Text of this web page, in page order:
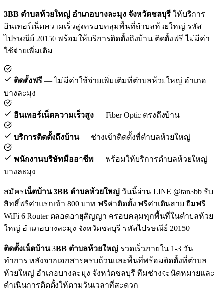
3BB ตำบลห้วยใหญ่ อำเภอบางละมุง จังหวัดชลบุรี ให้บริการ
อินเทอร์เน็ตความเร็วสูงครอบคลุมพื้นที่ตำบลห้วยใหญ่ รหัส
ไปรษณีย์ 20150 พร้อมให้บริการติดตั้งถึงบ้าน ติดตั้งฟรี ไม่มีค่า
ใช้จ่ายเพิ่มเติม
ติดตั้งฟรี — ไม่มีค่าใช้จ่ายเพิ่มเติมที่ตำบลห้วยใหญ่ อำเภอ
บางละมุง
อินเทอร์เน็ตความเร็วสูง — Fiber Optic ตรงถึงบ้าน
บริการติดตั้งถึงบ้าน— ช่างเข้าติดตั้งที่ตำบลห้วยใหญ่
พนักงานบริษัทมืออาชีพ — พร้อมให้บริการตำบลห้วยใหญ่
บางละมุง
สมัครเน็ตบ้าน 3BB ตำบลห้วยใหญ่ วันนี้ผ่าน LINE @tan3bb รับ
สิทธิ์ฟรีค่าแรกเข้า 800 บาท ฟรีค่าติดตั้ง ฟรีค่าเดินสาย ยืมฟรี
WiFi 6 Router ตลอดอายุสัญญา ครอบคลุมทุกพื้นที่ในตำบลห้วย
ใหญ่ อำเภอบางละมุง จังหวัดชลบุรี รหัสไปรษณีย์ 20150
ติดตั้งเน็ตบ้าน 3BB ตำบลห้วยใหญ่ รวดเร็วภายใน 1-3 วัน
ทำการ หลังจากเอกสารครบถ้วนและพื้นที่พร้อมติดตั้งที่ตำบล
ห้วยใหญ่ อำเภอบางละมุง จังหวัดชลบุรี ทีมช่างจะนัดหมายและ
ดำเนินการติดตั้งให้ตามวันเวลาที่สะดวก